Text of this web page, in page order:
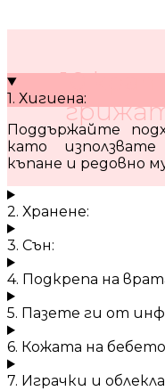
10
1. Хигиена:
Поддържайте
като
къпане и редовно
2. Хранене:
3. Сън:
4. Подкрепа на
5. Пазете ги от
6. Кожата на
7. Играчки и